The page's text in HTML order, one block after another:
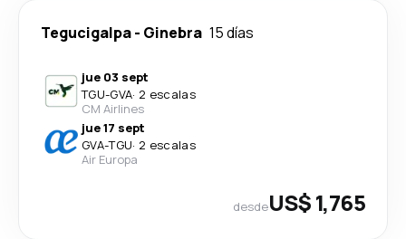
Tegucigalpa- Ginebra 15 días
jue 03 sept
TGU-GVA· 2 escalas
CM Airlines
jue 17 sept
GVA-TGU· 2 escalas
Air Europa
desdeUS$ 1,765